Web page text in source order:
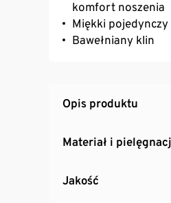
komfort noszenia
Miękki pojedynczy
Bawełniany klin
Opis produktu
Materiał i
Jakość